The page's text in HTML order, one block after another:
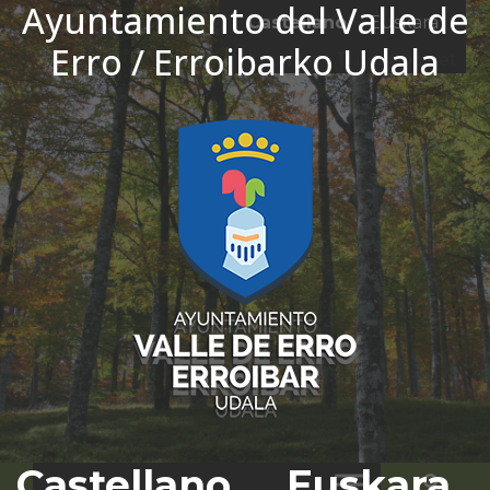
Ayuntamiento del Valle de
Erro / Erroibarko Udala
Ir al contenido
Castellano
Euskara
El tiempo - Tutiempo.net